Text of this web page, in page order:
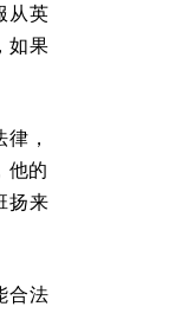
从英
如果
，
他的
扬来
合法